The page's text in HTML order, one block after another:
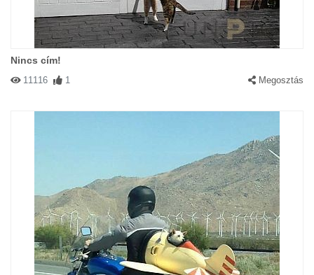
Nincs cím!
11116 1 Megosztás